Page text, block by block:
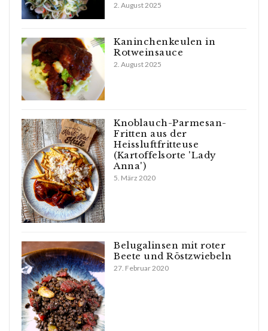
2. August 2025
Kaninchenkeulen in
Rotweinsauce
2. August 2025
Knoblauch-Parmesan-
Fritten aus der
Heissluftfritteuse
(Kartoffelsorte 'Lady
Anna')
5. März 2020
Belugalinsen mit roter
Beete und Röstzwiebeln
27. Februar 2020